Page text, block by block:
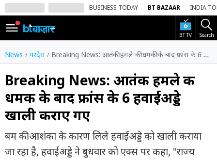
BUSINESS TODAY BT BAZAAR INDIA
BT TV Search
SIGN
IN
Dark
Mode
होम
शेयर
बाज़ार
वीडियो
News परदेस Breaking News: आतंकी हमले की धमकी के बाद फ्रांस के 6 हवाईअड्डे खाली कराए गए
Breaking News: आतंकी हमले की
धमकी के बाद फ्रांस के 6 हवाईअड्डे
खाली कराए गए
बम की आशंका के कारण लिले हवाईअड्डे को खाली कराया
जा रहा है, हवाईअड्डे ने बुधवार को एक्स पर कहा, "राज्य